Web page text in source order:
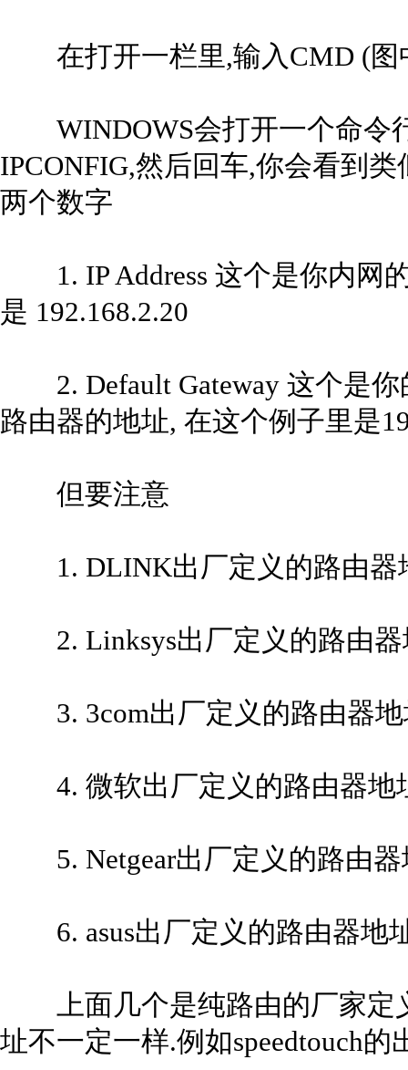
在打开一栏里,输入CMD (图
WINDOWS会打开一个命令
IPCONFIG,然后回车,你会看到
两个数字
1. IP Address 这个是你内网
是 192.168.2.20
2. Default Gateway 这个是你
路由器的地址, 在这个例子里是
但要注意
1. DLINK出厂定义的路由器
2. Linksys出厂定义的路由器
3. 3com出厂定义的路由器地
4. 微软出厂定义的路由器地
5. Netgear出厂定义的路由器
6. asus出厂定义的路由器地
上面几个是纯路由的厂家定
址不一定一样.例如speedtouch的